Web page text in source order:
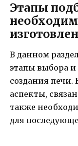
Этапы
В данном
этапы выбора
создания
аспекты,
также
для